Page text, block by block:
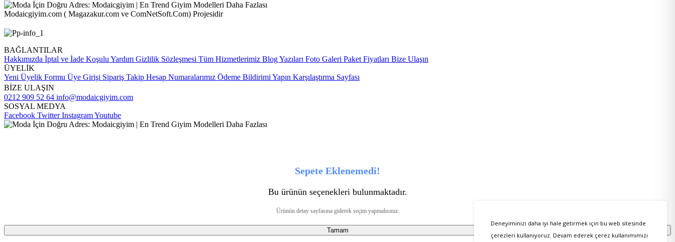
Deneyiminizi daha iyi hale getirmek için bu web sitesinde
çerezleri kullanıyoruz. Devam ederek çerez kullanımımızı
Modaicgiyim.com ( Magazakur.com ve ComNetSoft.Com) Projesidir
BAĞLANTILAR
Hakkımızda İptal ve İade Koşulu Yardım Gizlilik Sözleşmesi Tüm Hizmetlerimiz Blog Yazıları Foto Galeri Paket Fiyatları Bize Ulaşın
ÜYELİK
Yeni Üyelik Formu Üye Girişi Sipariş Takip Hesap Numaralarımız Ödeme Bildirimi Yapın Karşılaştırma Sayfası
BİZE ULAŞIN
0212 909 52 64 info@modaicgiyim.com
SOSYAL MEDYA
Facebook TwitterInstagramYoutube
Sepete Eklenemedi!
Bu ürünün seçenekleri bulunmaktadır.
Ürünün detay sayfasına giderek seçim yapmalısınız.
Tamam